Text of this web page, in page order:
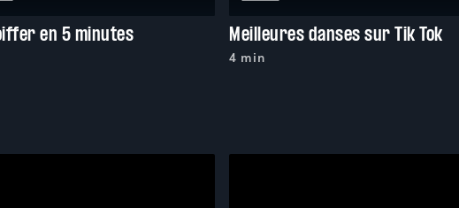
en 5 minutes Meilleures danses sur Tik Tok
4 min